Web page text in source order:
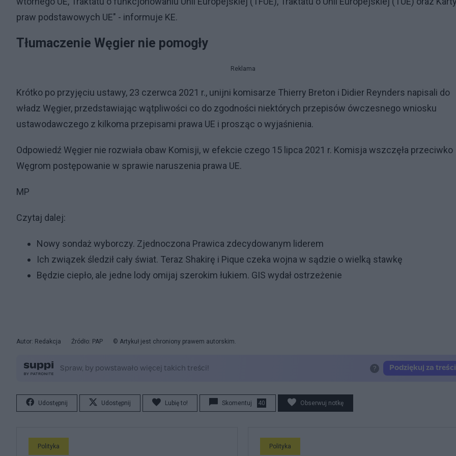
praw podstawowych UE" - informuje KE.
Tłumaczenie Węgier nie pomogły
Reklama
Krótko po przyjęciu ustawy, 23 czerwca 2021 r., unijni komisarze Thierry Breton i Didier Reynders napisali do
władz Węgier, przedstawiając wątpliwości co do zgodności niektórych przepisów ówczesnego wniosku
ustawodawczego z kilkoma przepisami prawa UE i prosząc o wyjaśnienia.
Odpowiedź Węgier nie rozwiała obaw Komisji, w efekcie czego 15 lipca 2021 r. Komisja wszczęła przeciwko
Węgrom postępowanie w sprawie naruszenia prawa UE.
MP
Czytaj dalej:
Nowy sondaż wyborczy. Zjednoczona Prawica zdecydowanym liderem
Ich związek śledził cały świat. Teraz Shakirę i Pique czeka wojna w sądzie o wielką stawkę
Będzie ciepło, ale jedne lody omijaj szerokim łukiem. GIS wydał ostrzeżenie
Autor: Redakcja Źródło: PAP © Artykuł jest chroniony prawem autorskim.
Udostępnij Udostępnij Lubię to! Skomentuj 40 Obserwuj notkę
Polityka Polityka